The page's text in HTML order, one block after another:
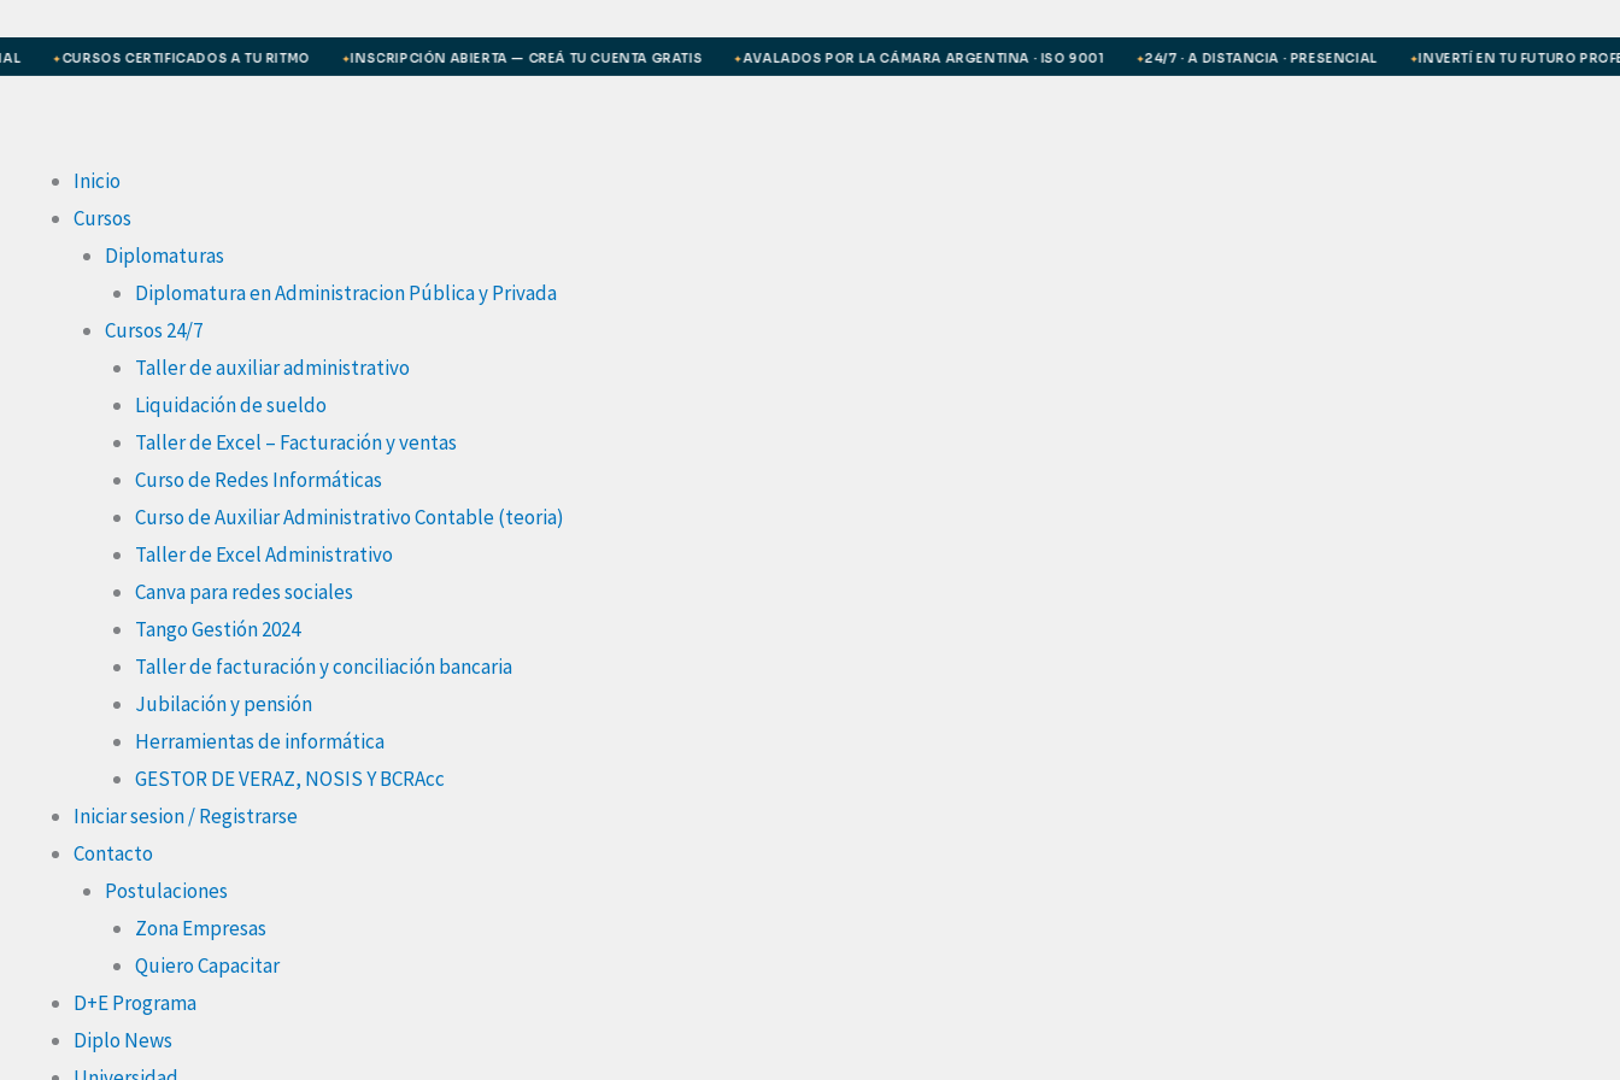
al✦ CURSOS CERTIFICADOS A TU RITMO ✦ INSCRIPCIÓN ABIERTA — CREÁ TU CUENTA GRATIS ✦ AVALADOS POR LA CÁMARA ARGENTINA · ISO 9001 ✦ 24/7 · A DISTANCIA · PRESENCIAL ✦ INVERTÍ EN TU FUTURO
Inicio
Cursos
Diplomaturas
Diplomatura en Administracion Pública y Privada
Cursos 24/7
Taller de auxiliar administrativo
Liquidación de sueldo
Taller de Excel – Facturación y ventas
Curso de Redes Informáticas
Curso de Auxiliar Administrativo Contable (teoria)
Taller de Excel Administrativo
Canva para redes sociales
Tango Gestión 2024
Taller de facturación y conciliación bancaria
Jubilación y pensión
Herramientas de informática
GESTOR DE VERAZ, NOSIS Y BCRAcc
Iniciar sesion / Registrarse
Contacto
Postulaciones
Zona Empresas
Quiero Capacitar
D+E Programa
Diplo News